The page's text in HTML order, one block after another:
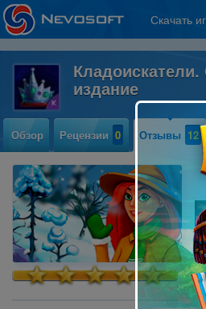
Скачать
издание
Обзор Рецензии 0 Отзывы 12